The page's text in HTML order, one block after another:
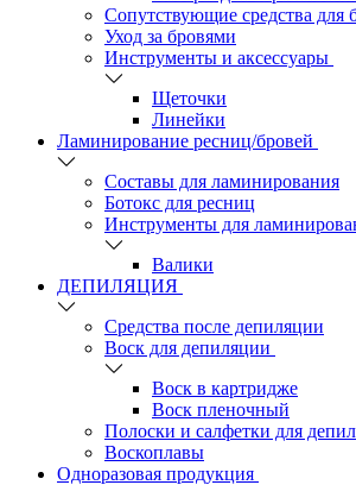
Сопутствующие средства для
Уход за бровями
Инструменты и аксессуары
Щеточки
Линейки
Ламинирование ресниц/бровей
Составы для ламинирования
Ботокс для ресниц
Инструменты для
Валики
ДЕПИЛЯЦИЯ
Средства после депиляции
Воск для депиляции
Воск в картридже
Воск пленочный
Полоски и салфетки для
Воскоплавы
Одноразовая продукция